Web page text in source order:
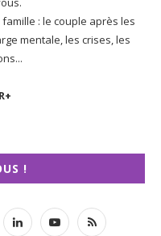
: le couple après les
mentale, les crises, les
!